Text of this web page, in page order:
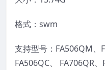
格式：swm
支持型号：FA506QM、
FA506QC、 FA706QR、